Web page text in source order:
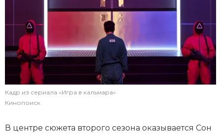
Кадр из сериала «Игра в кальмара»
Кинопоиск
В центре сюжета второго сезона оказывается Сон